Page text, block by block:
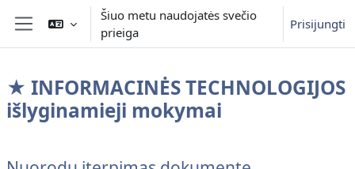
Pereiti į pagrindinį turinį
Šoninis skydelis
Šiuo metu naudojatės svečio
prieiga
Prisijungti
★ INFORMACINĖS TECHNOLOGIJOS
išlyginamieji mokymai
Dalies kontūras